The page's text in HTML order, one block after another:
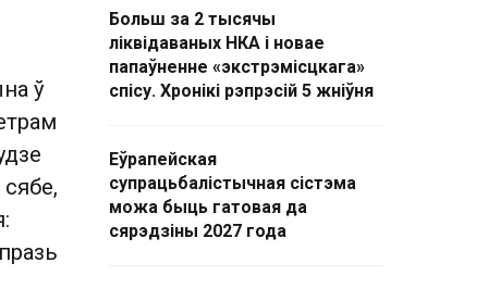
ў
Больш за 2 тысячы
ліквідаваных НКА і новае
папаўненне «экстрэмісцкага»
спісу. Хронікі рэпрэсій 5 жніўня
Еўрапейская
супрацьбалістычная сістэма
можа быць гатовая да
сярэдзіны 2027 года